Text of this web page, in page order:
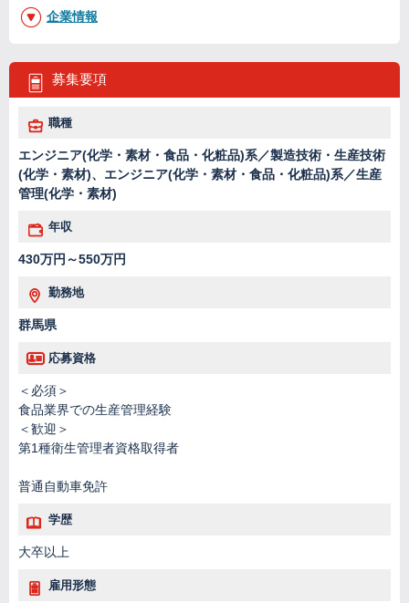
募集要項
職種
エンジニア(化学・素材・食品・化粧品)系／製造技術・生産技術
(化学・素材)、エンジニア(化学・素材・食品・化粧品)系／生産
管理(化学・素材)
年収
430万円～550万円
勤務地
群馬県
応募資格
＜必須＞
食品業界での生産管理経験
＜歓迎＞
第1種衛生管理者資格取得者
普通自動車免許
学歴
大卒以上
雇用形態
企業情報